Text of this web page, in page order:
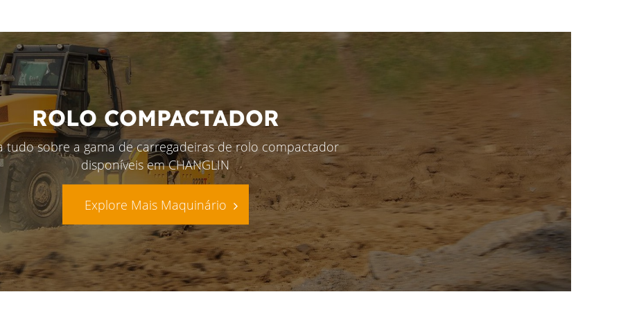
ROLO COMPACTADOR
tudo sobre a gama de carregadeiras de rolo compactador
disponíveis em CHANGLIN
Explore Mais Maquinário